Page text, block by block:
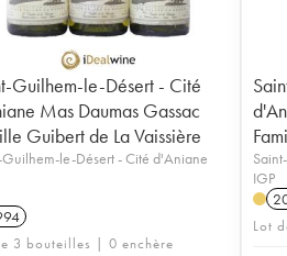
Guilhem-le-Désert - Cité
Mas Daumas Gassac
Guibert de La Vaissière
Guilhem-le-Désert - Cité d'Aniane
3 bouteilles | 0 enchère
IGP
Lot